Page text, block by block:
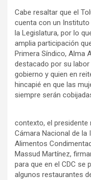
Cabe resaltar que el
cuenta con un
la Legislatura, por lo
amplia participación
Primera Síndico, Alma
destacado por su
gobierno y quien en
hincapié en que las
siempre serán
contexto, el presidente
Cámara Nacional de la
Alimentos
Massud Martínez,
para que en el CDC se
algunos restaurantes